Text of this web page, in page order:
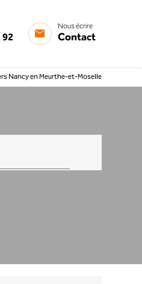
92
Nous écrire
Contact
Nancy en Meurthe-et-Moselle